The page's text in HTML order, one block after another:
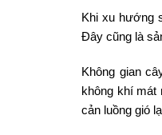
Khi xu hướng
Đây cũng là
Không gian
không khí mát
cản luồng gió